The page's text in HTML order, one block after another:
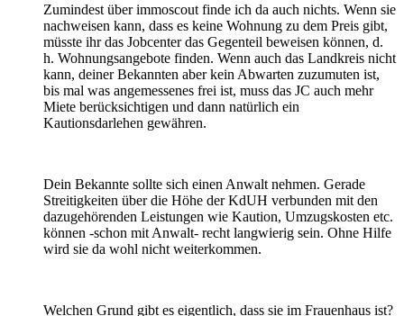
Zumindest über immoscout finde ich da auch nichts. Wenn sie
nachweisen kann, dass es keine Wohnung zu dem Preis gibt,
müsste ihr das Jobcenter das Gegenteil beweisen können, d.
h. Wohnungsangebote finden. Wenn auch das Landkreis nicht
kann, deiner Bekannten aber kein Abwarten zuzumuten ist,
bis mal was angemessenes frei ist, muss das JC auch mehr
Miete berücksichtigen und dann natürlich ein
Kautionsdarlehen gewähren.
Dein Bekannte sollte sich einen Anwalt nehmen. Gerade
Streitigkeiten über die Höhe der KdUH verbunden mit den
dazugehörenden Leistungen wie Kaution, Umzugskosten etc.
können -schon mit Anwalt- recht langwierig sein. Ohne Hilfe
wird sie da wohl nicht weiterkommen.
Welchen Grund gibt es eigentlich, dass sie im Frauenhaus ist?